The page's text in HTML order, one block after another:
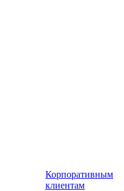
Корпоративным
клиентам